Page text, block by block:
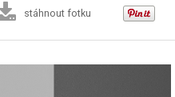
stáhnout fotku